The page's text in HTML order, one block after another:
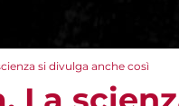
si divulga anche così